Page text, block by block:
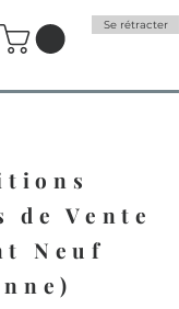
Se rétracter
de Vente
Neuf